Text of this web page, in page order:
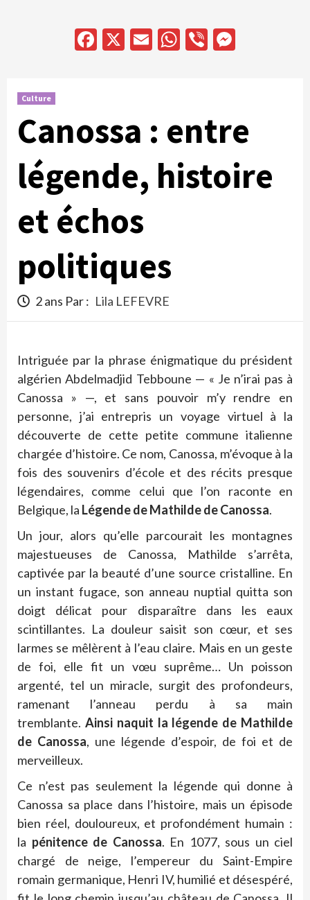
Facebook
X EmailWhatsApp
Viber
Culture
Canossa : entre
légende, histoire
et échos
politiques
2 ans Par : Lila LEFEVRE
Intriguée par la phrase énigmatique du président
algérien Abdelmadjid Tebboune — « Je n’irai pas à
Canossa » —, et sans pouvoir m’y rendre en
personne, j’ai entrepris un voyage virtuel à la
découverte de cette petite commune italienne
chargée d’histoire. Ce nom, Canossa, m’évoque à la
fois des souvenirs d’école et des récits presque
légendaires, comme celui que l’on raconte en
Belgique, la Légende de Mathilde de Canossa.
Un jour, alors qu’elle parcourait les montagnes
majestueuses de Canossa, Mathilde s’arrêta,
captivée par la beauté d’une source cristalline. En
un instant fugace, son anneau nuptial quitta son
doigt délicat pour disparaître dans les eaux
scintillantes. La douleur saisit son cœur, et ses
larmes se mêlèrent à l’eau claire. Mais en un geste
de foi, elle fit un vœu suprême… Un poisson
argenté, tel un miracle, surgit des profondeurs,
ramenant l’anneau perdu à sa main
tremblante. Ainsi naquit la légende de Mathilde
de Canossa, une légende d’espoir, de foi et de
merveilleux.
Ce n’est pas seulement la légende qui donne à
Canossa sa place dans l’histoire, mais un épisode
bien réel, douloureux, et profondément humain :
la pénitence de Canossa. En 1077, sous un ciel
chargé de neige, l’empereur du Saint-Empire
romain germanique, Henri IV, humilié et désespéré,